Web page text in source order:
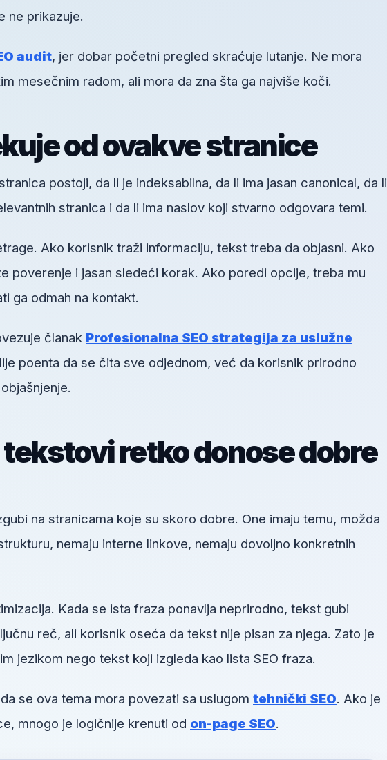
ne prikazuje.
audit, jer dobar početni pregled skraćuje lutanje. Ne mora
mesečnim radom, ali mora da zna šta ga najviše koči.
od ovakve stranice
postoji, da li je indeksabilna, da li ima jasan canonical, da li
stranica i da li ima naslov koji stvarno odgovara temi.
Ako korisnik traži informaciju, tekst treba da objasni. Ako
poverenje i jasan sledeći korak. Ako poredi opcije, treba mu
ga odmah na kontakt.
članak Profesionalna SEO strategija za uslužne
poenta da se čita sve odjednom, već da korisnik prirodno
retko donose dobre
na stranicama koje su skoro dobre. One imaju temu, možda
nemaju interne linkove, nemaju dovoljno konkretnih
Kada se ista fraza ponavlja neprirodno, tekst gubi
reč, ali korisnik oseća da tekst nije pisan za njega. Zato je
jezikom nego tekst koji izgleda kao lista SEO fraza.
se ova tema mora povezati sa uslugom tehnički SEO. Ako je
mnogo je logičnije krenuti od on-page SEO.